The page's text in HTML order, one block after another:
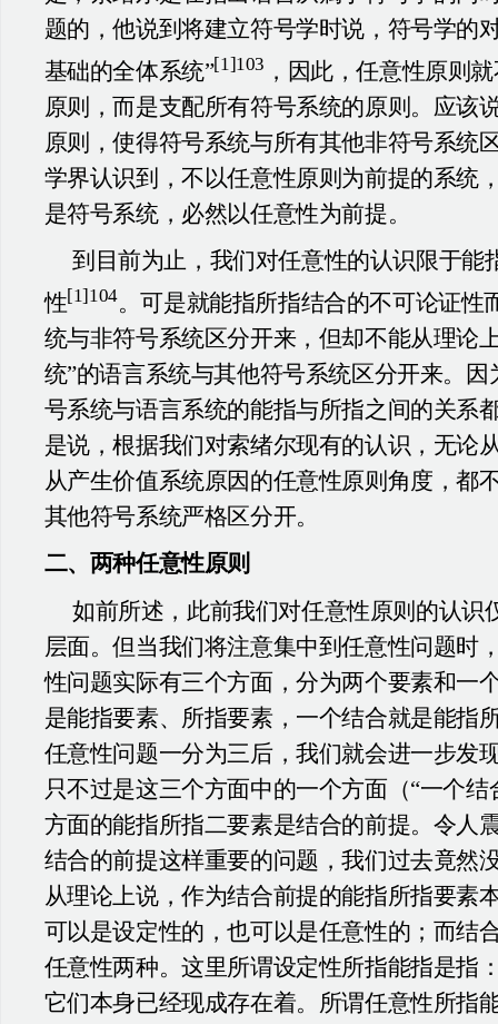
题的，他说到将建立符号学时说，符号学的
基础的全体系统”[1]103 ，因此，任意性原则
原则，而是支配所有符号系统的原则。应该
原则，使得符号系统与所有其他非符号系统
学界认识到，不以任意性原则为前提的系统
是符号系统，必然以任意性为前提。
到目前为止，我们对任意性的认识限于能
性[1]104。可是就能指所指结合的不可论证性
统与非符号系统区分开来，但却不能从理论
统”的语言系统与其他符号系统区分开来。
号系统与语言系统的能指与所指之间的关系
是说，根据我们对索绪尔现有的认识，无论
从产生价值系统原因的任意性原则角度，都
其他符号系统严格区分开。
二、两种任意性原则
如前所述，此前我们对任意性原则的认识
层面。但当我们将注意集中到任意性问题时
性问题实际有三个方面，分为两个要素和一
是能指要素、所指要素，一个结合就是能指
任意性问题一分为三后，我们就会进一步发
只不过是这三个方面中的一个方面（“一个
方面的能指所指二要素是结合的前提。令人
结合的前提这样重要的问题，我们过去竟然
从理论上说，作为结合前提的能指所指要素
可以是设定性的，也可以是任意性的；而结
任意性两种。这里所谓设定性所指能指是指
它们本身已经现成存在着。所谓任意性所指